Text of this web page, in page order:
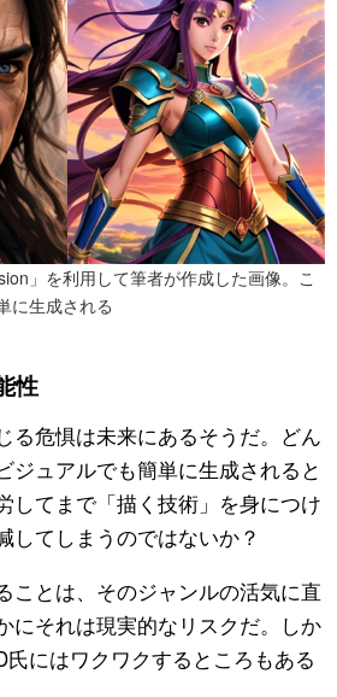
」を利用して筆者が作成した画像。こ
に生成される
性
る危惧は未来にあるそうだ。どん
ジュアルでも簡単に生成されると
してまで「描く技術」を身につけ
してしまうのではないか？
ことは、そのジャンルの活気に直
にそれは現実的なリスクだ。しか
氏にはワクワクするところもある